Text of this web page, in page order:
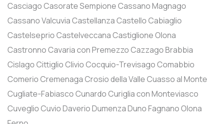
Casciago Casorate Sempione Cassano Magnago
Cassano Valcuvia Castellanza Castello Cabiaglio
Castelseprio Castelveccana Castiglione Olona
Castronno Cavaria con Premezzo Cazzago Brabbia
Cislago Cittiglio Clivio Cocquio-Trevisago Comabbio
Comerio Cremenaga Crosio della Valle Cuasso al Monte
Cugliate-Fabiasco Cunardo Curiglia con Monteviasco
Cuveglio CuvioDaverioDumenzaDunoFagnano Olona